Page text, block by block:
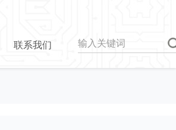
联系我们